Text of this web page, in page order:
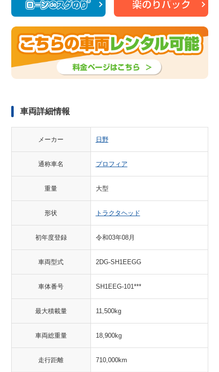
車両詳細情報
メーカー 日野
通称車名 プロフィア
重量 大型
形状 トラクタヘッド
初年度登録 令和03年08月
車両型式 2DG-SH1EEGG
車体番号 SH1EEG-101***
最大積載量 11,500kg
車両総重量 18,900kg
走行距離 710,000km